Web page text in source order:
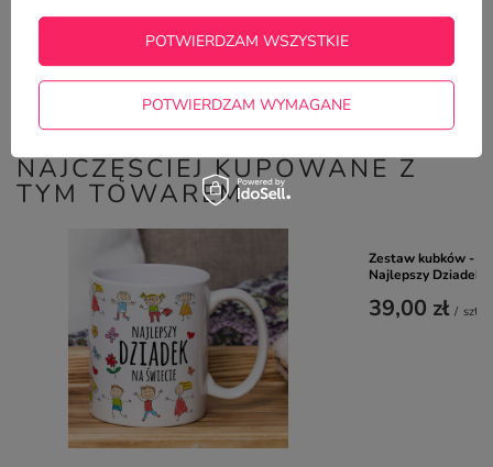
Potrzebujesz pomocy? Masz pytania?
Zadaj pytanie a my odpowiemy
niezwłocznie, najciekawsze pytania i
NAJCZĘŚCIEJ KUPOWANE Z
TYM TOWAREM
Zestaw kubków -
Najlepszy Dziadek
39,00 zł / szt.
POTWIERDZAM WYMAGANE
POTWIERDZAM WSZYSTKIE